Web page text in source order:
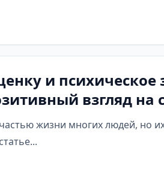
и психическое
взгляд на
жизни многих людей, но